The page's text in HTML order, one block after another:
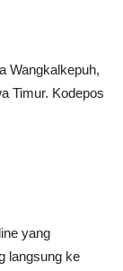
Wangkalkepuh,
Timur. Kodepos
yang
langsung ke